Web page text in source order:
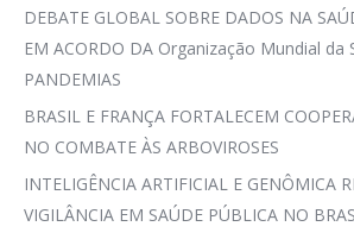
DEBATE GLOBAL SOBRE DADOS NA
EM ACORDO DA Organização Mundial da
PANDEMIAS
BRASIL E FRANÇA FORTALECEM
NO COMBATE ÀS ARBOVIROSES
INTELIGÊNCIA ARTIFICIAL E GENÔMICA
VIGILÂNCIA EM SAÚDE PÚBLICA NO